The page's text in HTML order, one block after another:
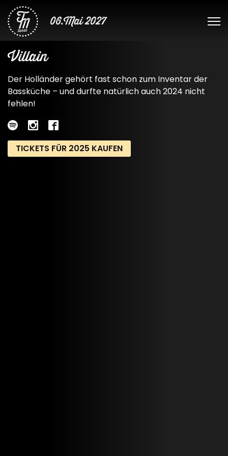
06.Mai 2027
Villain
Der Holländer gehört fast schon zum Inventar der
Bassküche – und durfte natürlich auch 2024 nicht
fehlen!
TICKETS FÜR 2025 KAUFEN